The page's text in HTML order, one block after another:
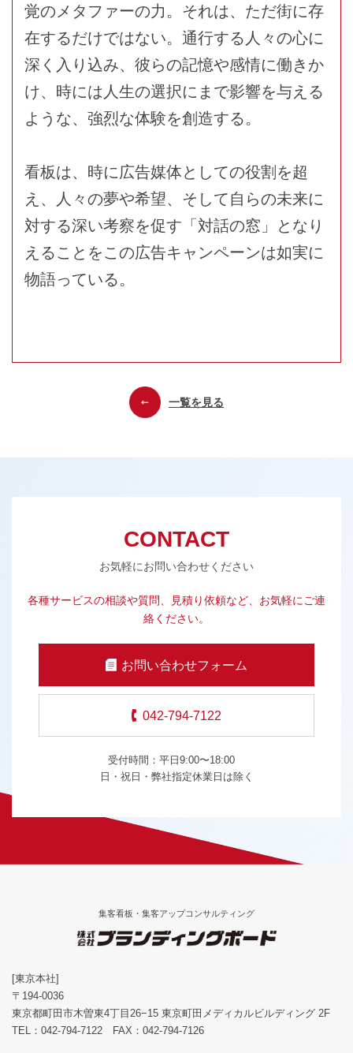
覚のメタファーの力。それは、ただ街に存
在するだけではない。通行する人々の心に
深く入り込み、彼らの記憶や感情に働きか
け、時には人生の選択にまで影響を与える
ような、強烈な体験を創造する。
看板は、時に広告媒体としての役割を超
え、人々の夢や希望、そして自らの未来に
対する深い考察を促す「対話の窓」となり
えることをこの広告キャンペーンは如実に
物語っている。
一覧を見る
CONTACT
お気軽にお問い合わせください
各種サービスの相談や質問、見積り依頼など、お気軽にご連
絡ください。
お問い合わせフォーム
042-794-7122
受付時間：平日9:00〜18:00
日・祝日・弊社指定休業日は除く
集客看板・集客アップコンサルティング
[東京本社]
〒194-0036
東京都町田市木曽東4丁目26−15 東京町田メディカルビルディング 2F
TEL： 042-794-7122 FAX：042-794-7126